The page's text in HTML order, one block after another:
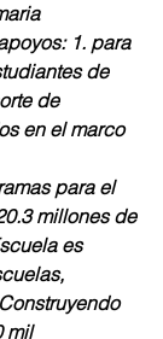
1. para
de
de
en el marco
para el
millones de
es
mil